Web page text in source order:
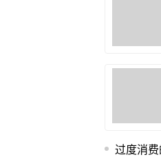
过度消